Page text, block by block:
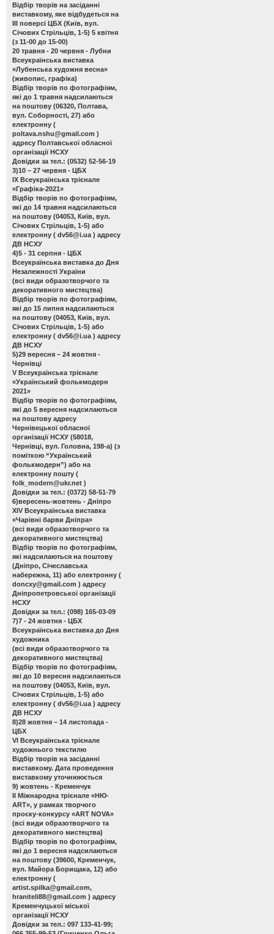
Відбір творів на засіданні
виставкому, яке відбудеться на
ІІІ поверсі ЦБХ (Київ, вул.
Січових Стрільців, 1-5) 5 квітня
(з 11-00 до 15-00)
20 травня - 20 червня - Лубни
Всеукраїнська виставка
«Лубенська художня весна»
(живопис, графіка)
Відбір творів по фотографіям,
які до 1 травня надсилаються
на поштову (06320, Полтава,
вул. Соборності, 27) або
електронну (
poltava.nshu@gmail.com )
адресу Полтавської обласної
організації НСХУ
Довідки за тел.: (0532) 52-56-19
3)10 – 27 червня - ЦБХ
ІХ Всеукраїнська трієнале
«Графіка-2021»
Відбір творів по фотографіям,
які до 14 травня надсилаються
на поштову (04053, Київ, вул.
Січових Стрільців, 1-5) або
електронну ( dv56@i.ua ) адресу
ДВ НСХУ
4)5 - 31 серпня - ЦБХ
Всеукраїнська виставка до Дня
Незалежності України
(всі види образотворчого та
декоративного мистецтва)
Відбір творів по фотографіям,
які до 15 липня надсилаються
на поштову (04053, Київ, вул.
Січових Стрільців, 1-5) або
електронну ( dv56@i.ua ) адресу
ДВ НСХУ
5)29 вересня – 24 жовтня -
Чернівці
V Всеукраїнська трієнале
«Український фолькмодерн
2021»
Відбір творів по фотографіям,
які до 5 вересня надсилаються
на поштову адресу
Чернівецької обласної
організації НСХУ (58018,
Чернівці, вул. Головна, 198-а) (з
поміткою “Український
фолькмодерн”) або на
електронну пошту (
folk_modern@ukr.net )
Довідки за тел.: (0372) 58-51-79
6)вересень-жовтень - Дніпро
ХІV Всеукраїнська виставка
«Чарівні барви Дніпра»
(всі види образотворчого та
декоративного мистецтва)
Відбір творів по фотографіям,
які надсилаються на поштову
(Дніпро, Січеславська
набережна, 11) або електронну (
doncxy@gmail.com ) адресу
Дніпропетровської організації
НСХУ
Довідки за тел.: (098) 165-03-09
7)7 - 24 жовтня - ЦБХ
Всеукраїнська виставка до Дня
художника
(всі види образотворчого та
декоративного мистецтва)
Відбір творів по фотографіям,
які до 10 вересня надсилаються
на поштову (04053, Київ, вул.
Січових Стрільців, 1-5) або
електронну ( dv56@i.ua ) адресу
ДВ НСХУ
8)28 жовтня – 14 листопада -
ЦБХ
VІ Всеукраїнська трієнале
художнього текстилю
Відбір творів на засіданні
виставкому. Дата проведення
виставкому уточнююється
9) жовтень - Кременчук
ІІ Міжнародна трієнале «НЮ-
АRТ», у рамках творчого
проєку-конкурсу «ART NOVA»
(всі види образотворчого та
декоративного мистецтва)
Відбір творів по фотографіям,
які до 1 вересня надсилаються
на поштову (39600, Кременчук,
вул. Майора Борищака, 12) або
електронну (
artist.spilka@gmail.com,
hraniteli88@gmail.com ) адресу
Кременчуцької міської
організації НСХУ
Довідки за тел.: 097 133-41-99;